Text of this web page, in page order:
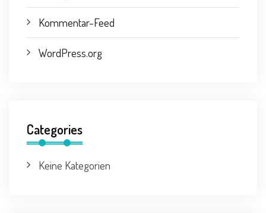
Kommentar-Feed
WordPress.org
Categories
Keine Kategorien